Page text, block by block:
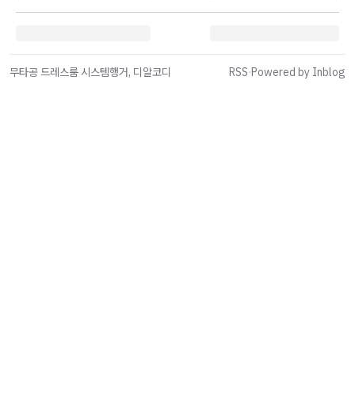
무타공 드레스룸 시스템행거, 디알코디 RSS·Powered by Inblog